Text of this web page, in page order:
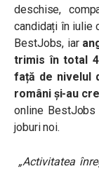
deschise,
candidați în iulie
BestJobs, iar
trimis în total
față de nivelul
români și-au
online
joburi noi.
„Activitatea